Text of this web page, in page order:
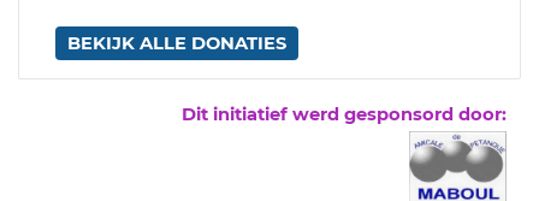
BEKIJK ALLE DONATIES
Dit initiatief werd gesponsord door: